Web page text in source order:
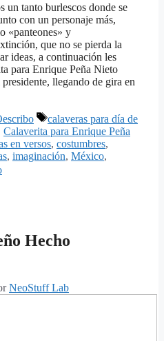
un tanto burlescos donde se
con un personaje más,
«panteones» y
que no se pierda la
ideas, a continuación les
para Enrique Peña Nieto
llegando de gira en
Etiquetas
calaveras para día de
Calaverita para Enrique Peña
en versos, costumbres,
, imaginación, México,
Hecho
NeoStuff Lab